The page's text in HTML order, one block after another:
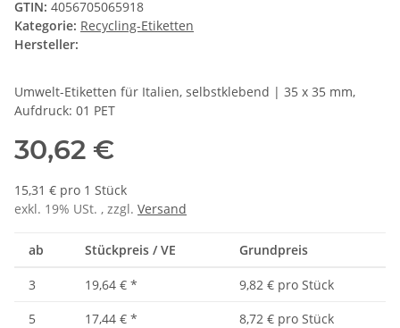
GTIN: 4056705065918
Kategorie: Recycling-Etiketten
Hersteller:
Umwelt-Etiketten für Italien, selbstklebend | 35 x 35 mm,
Aufdruck: 01 PET
30,62 €
15,31 € pro 1 Stück
exkl. 19% USt. , zzgl. Versand
ab Stückpreis / VE Grundpreis
3 19,64 € *
9,82 € pro Stück
5
17,44 € * 8,72 € pro Stück